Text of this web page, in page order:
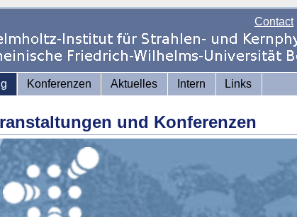
Contact|
Konferenzen Aktuelles Intern Links
und Konferenzen